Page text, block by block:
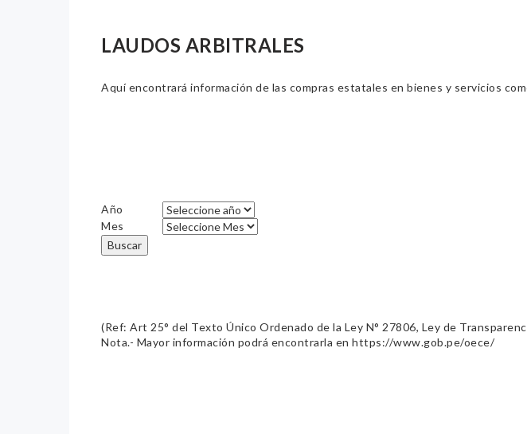
LAUDOS ARBITRALES
Aquí encontrará información de las compras estatales en bienes y servicios
Año
Mes
Buscar
(Ref: Art 25° del Texto Único Ordenado de la Ley N° 27806, Ley de
Nota.- Mayor información podrá encontrarla en https://www.gob.pe/oece/